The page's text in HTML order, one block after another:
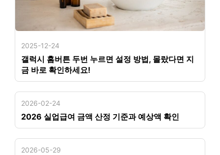
2025-12-24
갤럭시 홈버튼 두번 누르면 설정 방법, 몰랐다면 지
금 바로 확인하세요!
2026-02-24
2026 실업급여 금액 산정 기준과 예상액 확인
2026-05-29